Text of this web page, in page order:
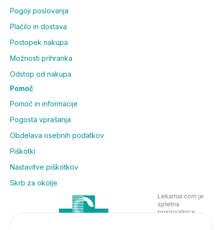
Pogoji poslovanja
Plačilo in dostava
Postopek nakupa
Možnosti prihranka
Odstop od nakupa
Pomoč
Pomoč in informacije
Pogosta vprašanja
Obdelava osebnih podatkov
Piškotki
Nastavitve piškotkov
Skrb za okolje
Lekarnar.com je
spletna
poslovalnica